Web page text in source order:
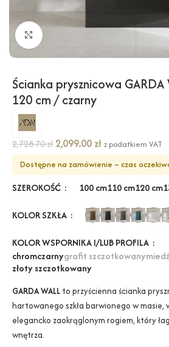
Kliknij, aby powiększyć
Ścianka prysznicowa
120 cm / czarny
2,728.70zł 2,099.00 zł z podatkiem VAT
Dostępne na zamówienie – czas
SZEROKOŚĆ 100 cm110 cm120 cm
KOLOR SZKŁA
KOLOR WSPORNIKA I/LUB PROFILA
chromczarnygrafit szczotkowany
złoty szczotkowany
GARDA WALL to przyścienna ścianka
hartowanego szkła barwionego w masie,
elegancko zaokrąglonym rogiem, który
wnętrza.